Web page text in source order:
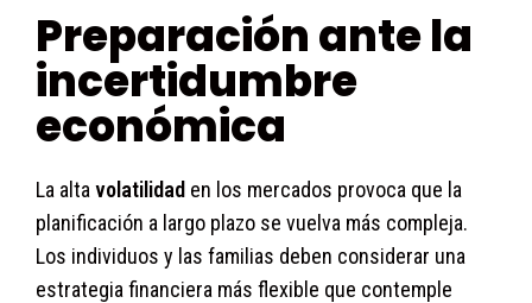
Preparación ante la
incertidumbre
económica
La alta volatilidad en los mercados provoca que la
planificación a largo plazo se vuelva más compleja.
Los individuos y las familias deben considerar una
estrategia financiera más flexible que contemple